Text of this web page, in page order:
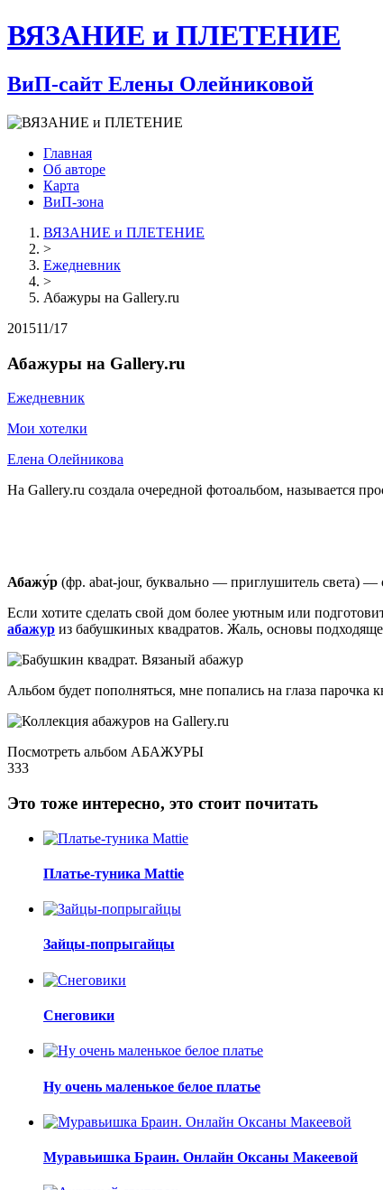
ВЯЗАНИЕ и ПЛЕТЕНИЕ
ВиП-сайт Елены Олейниковой
Главная
Об авторе
Карта
ВиП-зона
ВЯЗАНИЕ и ПЛЕТЕНИЕ
>
Ежедневник
>
Абажуры на Gallery.ru
201511/17
Абажуры на Gallery.ru
Ежедневник
Мои хотелки
Елена Олейникова
На Gallery.ru создала очередной фотоальбом, называется
Абажу́р (фр. abat-jour, буквально — приглушитель света) —
Если хотите сделать свой дом более уютным или
абажур из бабушкиных квадратов. Жаль, основы
Альбом будет пополняться, мне попались на глаза
Посмотреть альбом АБАЖУРЫ
333
Это тоже интересно, это стоит почитать
Платье-туника Mattie
Зайцы-попрыгайцы
Снеговики
Ну очень маленькое белое платье
Муравьишка Браин. Онлайн Оксаны Макеевой